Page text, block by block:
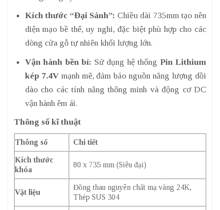
Kích thước “Đại Sảnh”: Chiều dài 735mm tạo nên
diện mạo bề thế, uy nghi, đặc biệt phù hợp cho các
dòng cửa gỗ tự nhiên khối lượng lớn.
Vận hành bền bỉ: Sử dụng hệ thống Pin Lithium
kép 7.4Vmạnh mẽ, đảm bảo nguồn năng lượng dồi
dào cho các tính năng thông minh và động cơ DC
vận hành êm ái.
Thông số kĩ thuật
Thông số Chi tiết
Kích thước
khóa
80 x 735 mm (Siêu đại)
Vật liệu
Đồng thau nguyên chất mạ vàng 24K,
Thép SUS 304